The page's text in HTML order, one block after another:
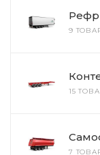
9
15
7